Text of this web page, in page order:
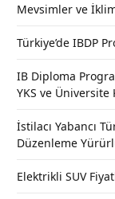
Mevsimler ve
Türkiye’de IBDP
IB Diploma
YKS ve Üniversite
İstilacı Yabancı
Düzenleme
Elektrikli SUV